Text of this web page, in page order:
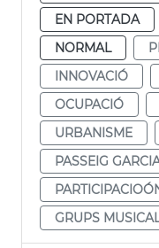
EN PORTADA
NORMAL
INNOVACIÓ
OCUPACIÓ
URBANISME
PASSEIG
GRUPS